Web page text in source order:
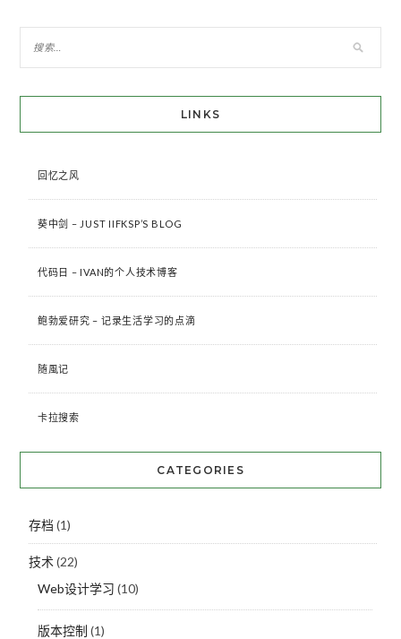
LINKS
回忆之风
葵中剑 – JUST IIFKSP’S BLOG
代码日 – IVAN的个人技术博客
鲍勃爱研究 – 记录生活学习的点滴
随風记
卡拉搜索
CATEGORIES
存档 (1)
技术 (22)
Web设计学习 (10)
版本控制 (1)